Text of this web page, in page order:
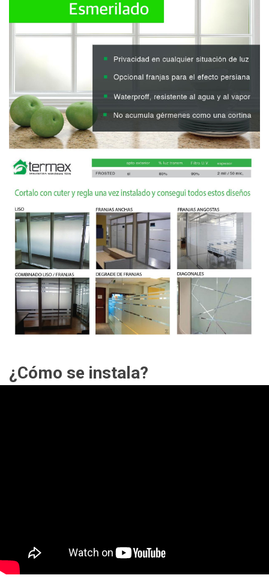
¿Cómo se instala?